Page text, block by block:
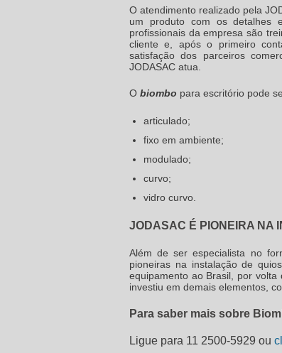
O atendimento realizado pela
um produto com os detalhes
profissionais da empresa são
cliente e, após o primeiro
satisfação dos parceiros
JODASAC atua.
O biombo para escritório pode
articulado;
fixo em ambiente;
modulado;
curvo;
vidro curvo.
JODASAC É PIONEIRA NA
Além de ser especialista no
pioneiras na instalação de
equipamento ao Brasil, por
investiu em demais elementos,
Para saber mais sobre
Ligue para 11 2500-5929 ou